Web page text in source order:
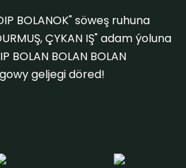
BOLANOK" söweş ruhuna
ÇYKAN IŞ" adam ýoluna
BOLAN BOLAN BOLAN
geljegi döred!